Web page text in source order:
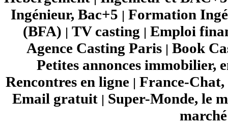
Ingénieur, Bac+5 | Formation
(BFA) | TV casting | Emploi
Agence Casting Paris | Book
Petites annonces immobilier,
Rencontres en ligne | France-Chat,
Email gratuit| Super-Monde, le